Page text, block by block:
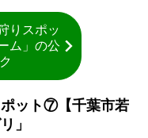
りスポッ
ム」の公
ット⑦【千葉市若
」